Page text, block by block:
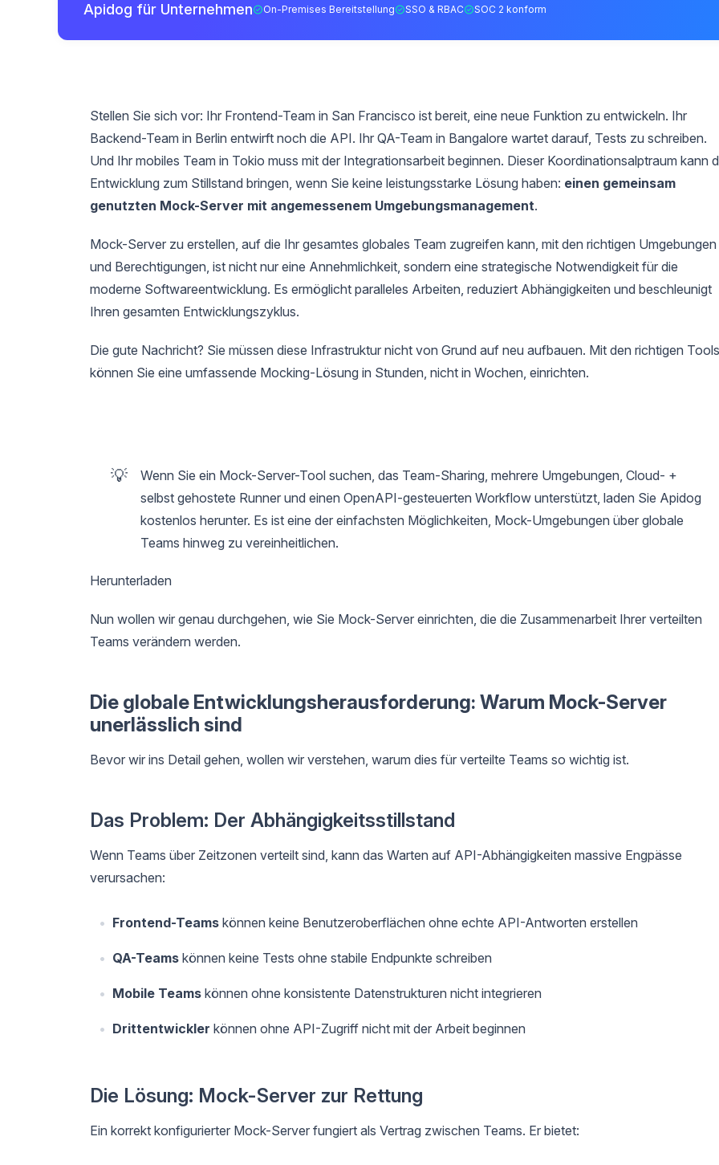
Apidog für Unternehmen On-Premises Bereitstellung SSO & RBAC SOC 2 konform
Stellen Sie sich vor: Ihr Frontend-Team in San Francisco ist bereit, eine neue Funktion zu entwickeln. Ihr
Backend-Team in Berlin entwirft noch die API. Ihr QA-Team in Bangalore wartet darauf, Tests zu schreiben.
Und Ihr mobiles Team in Tokio muss mit der Integrationsarbeit beginnen. Dieser Koordinationsalptraum kann
Entwicklung zum Stillstand bringen, wenn Sie keine leistungsstarke Lösung haben: einen gemeinsam
genutzten Mock-Server mit angemessenem Umgebungsmanagement.
Mock-Server zu erstellen, auf die Ihr gesamtes globales Team zugreifen kann, mit den richtigen Umgebungen
und Berechtigungen, ist nicht nur eine Annehmlichkeit, sondern eine strategische Notwendigkeit für die
moderne Softwareentwicklung. Es ermöglicht paralleles Arbeiten, reduziert Abhängigkeiten und beschleunigt
Ihren gesamten Entwicklungszyklus.
Die gute Nachricht? Sie müssen diese Infrastruktur nicht von Grund auf neu aufbauen. Mit den richtigen Tools
können Sie eine umfassende Mocking-Lösung in Stunden, nicht in Wochen, einrichten.
💡
Wenn Sie ein Mock-Server-Tool suchen, das Team-Sharing, mehrere Umgebungen, Cloud- +
selbst gehostete Runner und einen OpenAPI-gesteuerten Workflow unterstützt, laden Sie Apidog
kostenlos herunter. Es ist eine der einfachsten Möglichkeiten, Mock-Umgebungen über globale
Teams hinweg zu vereinheitlichen.
Herunterladen
Nun wollen wir genau durchgehen, wie Sie Mock-Server einrichten, die die Zusammenarbeit Ihrer verteilten
Teams verändern werden.
Die globale Entwicklungsherausforderung: Warum Mock-Server
unerlässlich sind
Bevor wir ins Detail gehen, wollen wir verstehen, warum dies für verteilte Teams so wichtig ist.
Das Problem: Der Abhängigkeitsstillstand
Wenn Teams über Zeitzonen verteilt sind, kann das Warten auf API-Abhängigkeiten massive Engpässe
verursachen:
Frontend-Teams können keine Benutzeroberflächen ohne echte API-Antworten erstellen
QA-Teams können keine Tests ohne stabile Endpunkte schreiben
Mobile Teams können ohne konsistente Datenstrukturen nicht integrieren
Drittentwickler können ohne API-Zugriff nicht mit der Arbeit beginnen
Die Lösung: Mock-Server zur Rettung
Ein korrekt konfigurierter Mock-Server fungiert als Vertrag zwischen Teams. Er bietet: